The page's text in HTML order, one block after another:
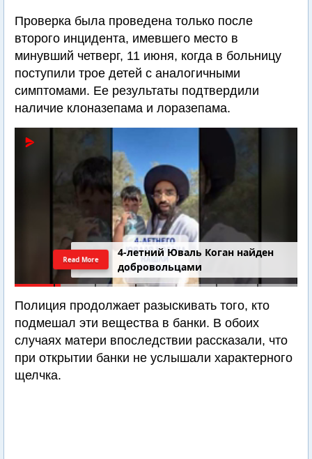
Проверка была проведена только после
второго инцидента, имевшего место в
минувший четверг, 11 июня, когда в больницу
поступили трое детей с аналогичными
симптомами. Ее результаты подтвердили
наличие клоназепама и лоразепама.
4-летний Юваль Коган найден
добровольцами
Read More
Полиция продолжает разыскивать того, кто
подмешал эти вещества в банки. В обоих
случаях матери впоследствии рассказали, что
при открытии банки не услышали характерного
щелчка.